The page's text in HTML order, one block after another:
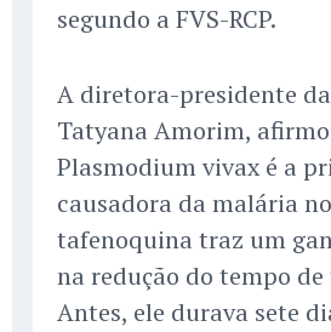
segundo a FVS-RCP.
A diretora-presidente da
Tatyana Amorim,
Plasmodium vivax é a
causadora da malária
tafenoquina traz um
na redução do tempo
Antes, ele durava sete